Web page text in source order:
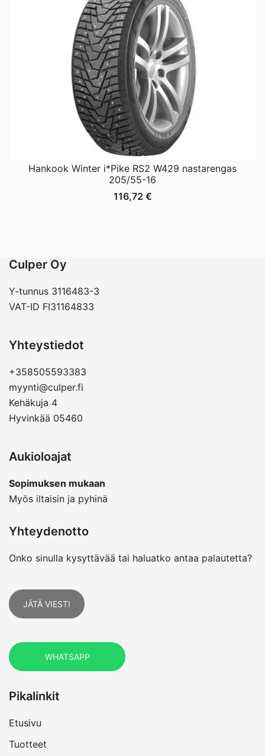
Hankook Winter i*Pike RS2 W429 nastarengas
205/55-16
116,72 €
Culper Oy
Y-tunnus 3116483-3
VAT-ID FI31164833
Yhteystiedot
+358505593383
myynti@culper.fi
Kehäkuja 4
Hyvinkää 05460
Aukioloajat
Sopimuksen mukaan
Myös iltaisin ja pyhinä
Yhteydenotto
Onko sinulla kysyttävää tai haluatko antaa palautetta?
JÄTÄ VIESTI
WHATSAPP
Pikalinkit
Etusivu
Tuotteet